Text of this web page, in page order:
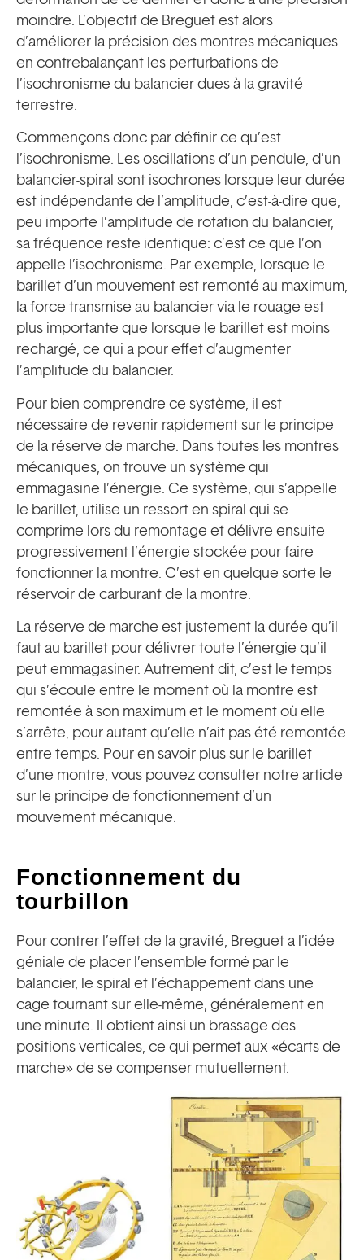
moindre. L’objectif de Breguet est alors
d’améliorer la précision des montres mécaniques
en contrebalançant les perturbations de
l’isochronisme du balancier dues à la gravité
terrestre.
Commençons donc par définir ce qu’est
l’isochronisme. Les oscillations d’un pendule, d’un
balancier-spiral sont isochrones lorsque leur durée
est indépendante de l’amplitude, c’est-à-dire que,
peu importe l’amplitude de rotation du balancier,
sa fréquence reste identique: c’est ce que l’on
appelle l’isochronisme. Par exemple, lorsque le
barillet d’un mouvement est remonté au maximum,
la force transmise au balancier via le rouage est
plus importante que lorsque le barillet est moins
rechargé, ce qui a pour effet d’augmenter
l’amplitude du balancier.
Pour bien comprendre ce système, il est
nécessaire de revenir rapidement sur le principe
de la réserve de marche. Dans toutes les montres
mécaniques, on trouve un système qui
emmagasine l’énergie. Ce système, qui s’appelle
le barillet, utilise un ressort en spiral qui se
comprime lors du remontage et délivre ensuite
progressivement l’énergie stockée pour faire
fonctionner la montre. C’est en quelque sorte le
réservoir de carburant de la montre.
La réserve de marche est justement la durée qu’il
faut au barillet pour délivrer toute l’énergie qu’il
peut emmagasiner. Autrement dit, c’est le temps
qui s’écoule entre le moment où la montre est
remontée à son maximum et le moment où elle
s’arrête, pour autant qu’elle n’ait pas été remontée
entre temps. Pour en savoir plus sur le barillet
d’une montre, vous pouvez consulter notre article
sur le principe de fonctionnement d’un
mouvement mécanique.
Fonctionnement du
tourbillon
Pour contrer l’effet de la gravité, Breguet a l’idée
géniale de placer l’ensemble formé par le
balancier, le spiral et l’échappement dans une
cage tournant sur elle-même, généralement en
une minute. Il obtient ainsi un brassage des
positions verticales, ce qui permet aux «écarts de
marche» de se compenser mutuellement.